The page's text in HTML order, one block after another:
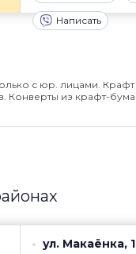
Написать
с юр. лицами. Крафт
Конверты из крафт-
ул. Макаёнка,